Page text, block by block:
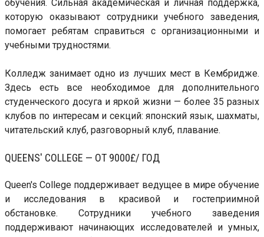
обучения. Сильная академическая и личная поддержка,
которую оказывают сотрудники учебного заведения,
помогает ребятам справиться с организационными и
учебными трудностями.
Колледж занимает одно из лучших мест в Кембридже.
Здесь есть все необходимое для дополнительного
студенческого досуга и яркой жизни — более 35 разных
клубов по интересам и секций: японский язык, шахматы,
читательский клуб, разговорный клуб, плавание.
QUEENS' COLLEGE — ОТ 9000£/ ГОД
Queen's College поддерживает ведущее в мире обучение
и исследования в красивой и гостеприимной
обстановке. Сотрудники учебного заведения
поддерживают начинающих исследователей и умных,